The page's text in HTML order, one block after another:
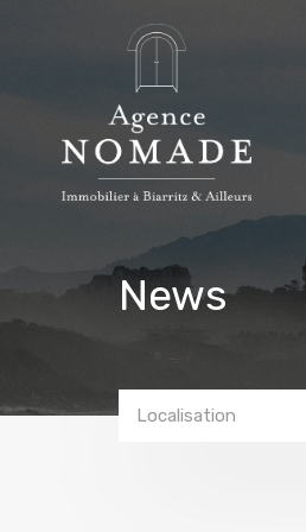
News
Localisation